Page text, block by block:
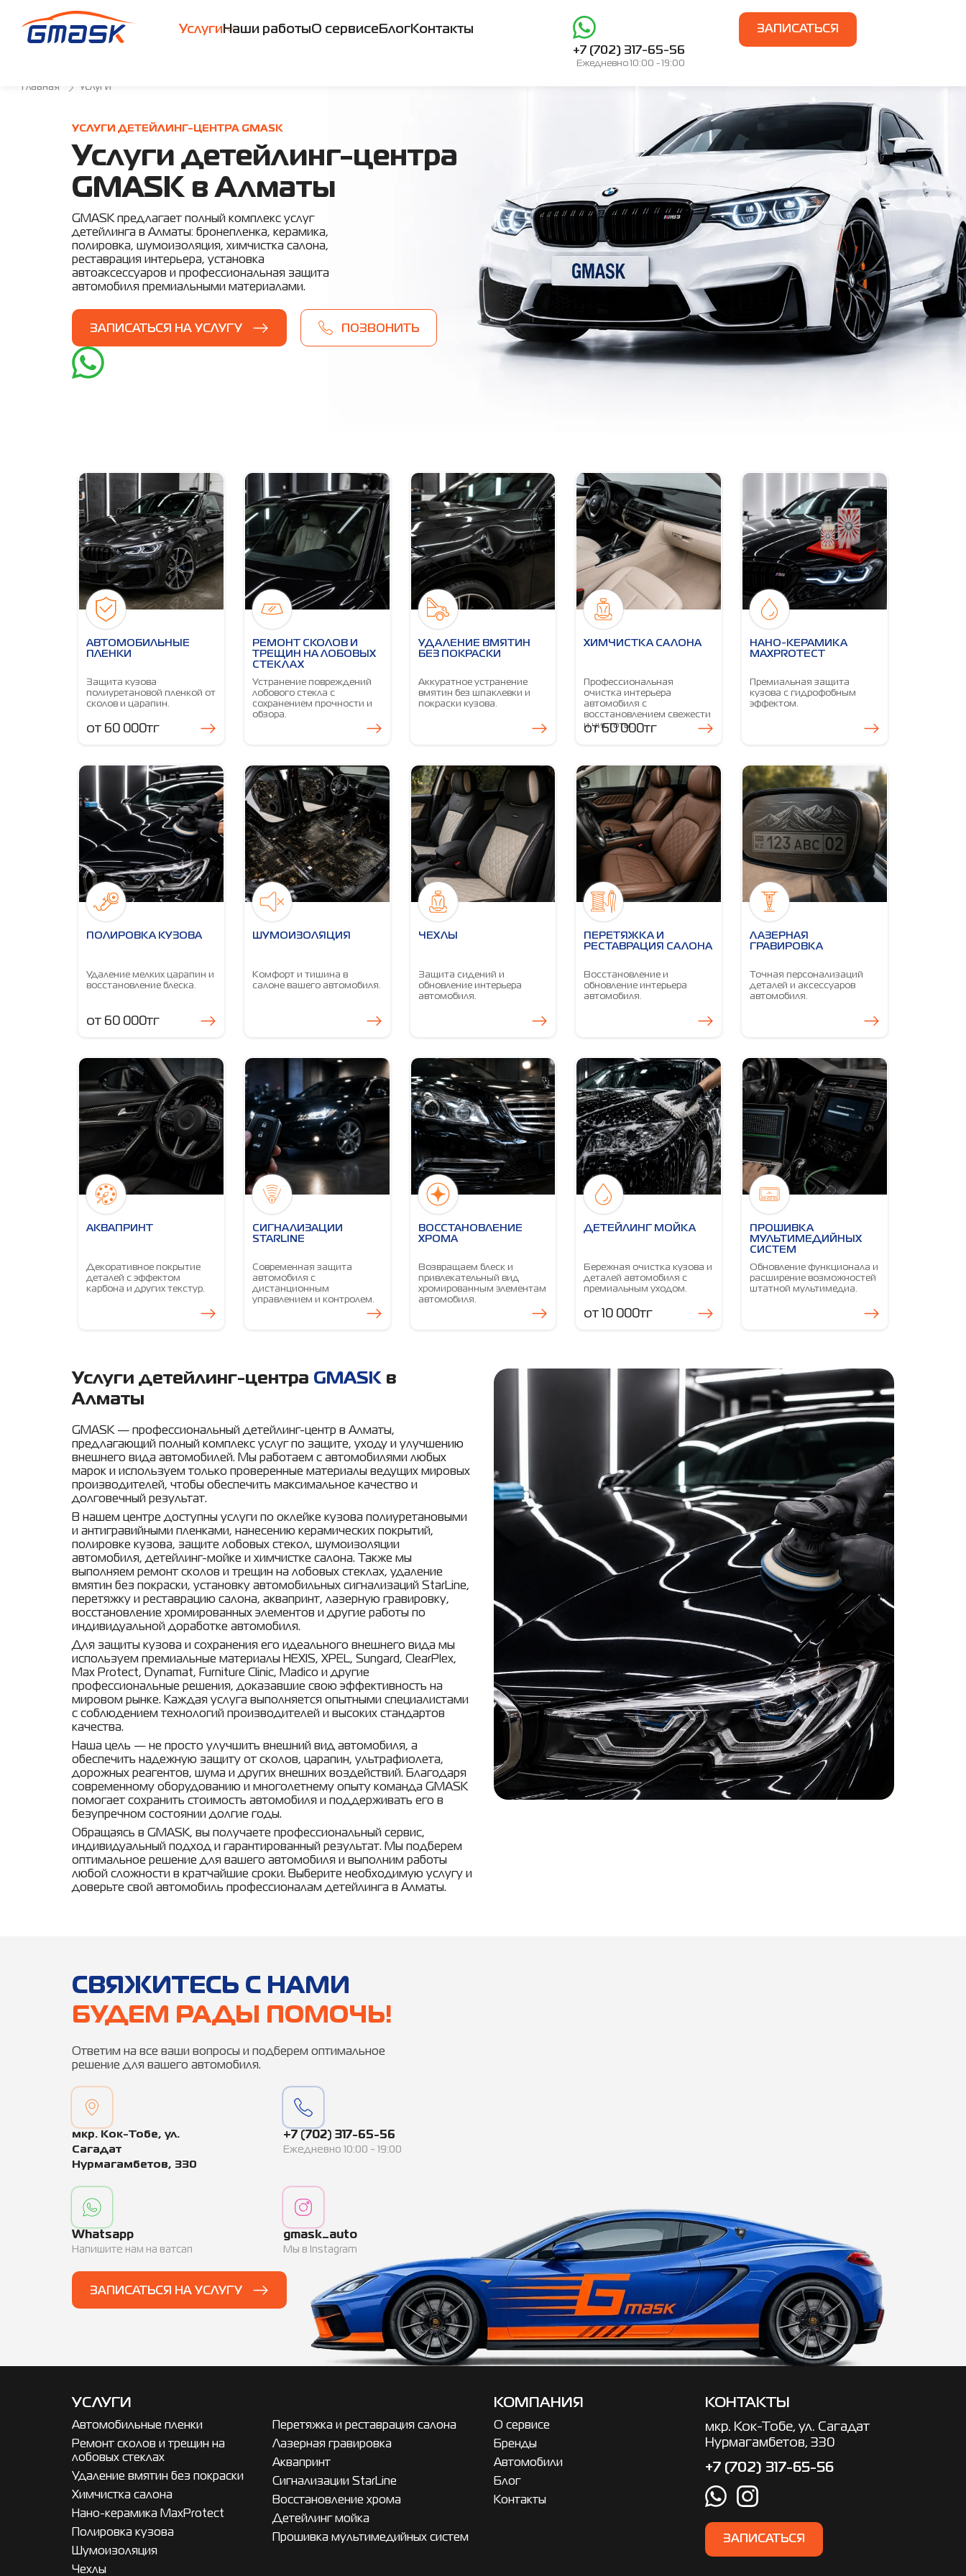
УслугиНаши работыО сервисеБлог Контакты
+7 (702) 317-65-56
Ежедневно 10:00 - 19:00
ЗАПИСАТЬСЯ
Главная Услуги
УСЛУГИ ДЕТЕЙЛИНГ-ЦЕНТРА GMASK
Услуги детейлинг-центра
GMASK в Алматы
GMASK предлагает полный комплекс услуг
детейлинга в Алматы: бронепленка, керамика,
полировка, шумоизоляция, химчистка салона,
реставрация интерьера, установка
автоаксессуаров и профессиональная защита
автомобиля премиальными материалами.
ЗАПИСАТЬСЯ НА УСЛУГУ ПОЗВОНИТЬ
АВТОМОБИЛЬНЫЕ
ПЛЕНКИ
Защита кузова
полиуретановой пленкой от
сколов и царапин.
от 60 000тг
РЕМОНТ СКОЛОВ И
ТРЕЩИН НА ЛОБОВЫХ
СТЕКЛАХ
Устранение повреждений
лобового стекла с
сохранением прочности и
обзора.
УДАЛЕНИЕ ВМЯТИН
БЕЗ ПОКРАСКИ
Аккуратное устранение
вмятин без шпаклевки и
покраски кузова.
ХИМЧИСТКА САЛОНА
Профессиональная
очистка интерьера
автомобиля с
восстановлением свежести
и чистоты.
от 60 000тг
НАНО-КЕРАМИКА
MAXPROTECT
Премиальная защита
кузова с гидрофобным
эффектом.
ПОЛИРОВКА КУЗОВА
Удаление мелких царапин и
восстановление блеска.
от 60 000тг
ШУМОИЗОЛЯЦИЯ
Комфорт и тишина в
салоне вашего автомобиля.
ЧЕХЛЫ
Защита сидений и
обновление интерьера
автомобиля.
ПЕРЕТЯЖКА И
РЕСТАВРАЦИЯ САЛОНА
Восстановление и
обновление интерьера
автомобиля.
ЛАЗЕРНАЯ
ГРАВИРОВКА
Точная персонализаций
деталей и аксессуаров
автомобиля.
АКВАПРИНТ
Декоративное покрытие
деталей с эффектом
карбона и других текстур.
СИГНАЛИЗАЦИИ
STARLINE
Современная защита
автомобиля с
дистанционным
управлением и контролем.
ВОССТАНОВЛЕНИЕ
ХРОМА
Возвращаем блеск и
привлекательный вид
хромированным элементам
автомобиля.
ДЕТЕЙЛИНГ МОЙКА
Бережная очистка кузова и
деталей автомобиля с
премиальным уходом.
от 10 000тг
ПРОШИВКА
МУЛЬТИМЕДИЙНЫХ
СИСТЕМ
Обновление функционала и
расширение возможностей
штатной мультимедиа.
Услуги детейлинг-центра GMASK в
Алматы
GMASK — профессиональный детейлинг-центр в Алматы,
предлагающий полный комплекс услуг по защите, уходу и улучшению
внешнего вида автомобилей. Мы работаем с автомобилями любых
марок и используем только проверенные материалы ведущих мировых
производителей, чтобы обеспечить максимальное качество и
долговечный результат.
В нашем центре доступны услуги по оклейке кузова полиуретановыми
и антигравийными пленками, нанесению керамических покрытий,
полировке кузова, защите лобовых стекол, шумоизоляции
автомобиля, детейлинг-мойке и химчистке салона. Также мы
выполняем ремонт сколов и трещин на лобовых стеклах, удаление
вмятин без покраски, установку автомобильных сигнализаций StarLine,
перетяжку и реставрацию салона, аквапринт, лазерную гравировку,
восстановление хромированных элементов и другие работы по
индивидуальной доработке автомобиля.
Для защиты кузова и сохранения его идеального внешнего вида мы
используем премиальные материалы HEXIS, XPEL, Sungard, ClearPlex,
Max Protect, Dynamat, Furniture Clinic, Madico и другие
профессиональные решения, доказавшие свою эффективность на
мировом рынке. Каждая услуга выполняется опытными специалистами
с соблюдением технологий производителей и высоких стандартов
качества.
Наша цель — не просто улучшить внешний вид автомобиля, а
обеспечить надежную защиту от сколов, царапин, ультрафиолета,
дорожных реагентов, шума и других внешних воздействий. Благодаря
современному оборудованию и многолетнему опыту команда GMASK
помогает сохранить стоимость автомобиля и поддерживать его в
безупречном состоянии долгие годы.
Обращаясь в GMASK, вы получаете профессиональный сервис,
индивидуальный подход и гарантированный результат. Мы подберем
оптимальное решение для вашего автомобиля и выполним работы
любой сложности в кратчайшие сроки. Выберите необходимую услугу и
доверьте свой автомобиль профессионалам детейлинга в Алматы.
CВЯЖИТЕСЬ С НАМИ
БУДЕМ РАДЫ ПОМОЧЬ!
Ответим на все ваши вопросы и подберем оптимальное
решение для вашего автомобиля.
мкр. ​Кок-Тобе, ул.
Сагадат
Нурмагамбетов, 330
+7 (702) 317-65-56
Ежедневно 10:00 - 19:00
Whatsapp
Напишите нам на ватсап
gmask_auto
Мы в Instagram
ЗАПИСАТЬСЯ НА УСЛУГУ
УСЛУГИ
Автомобильные пленки
Ремонт сколов и трещин на
лобовых стеклах
Удаление вмятин без покраски
Химчистка салона
Нано-керамика MaxProtect
Полировка кузова
Шумоизоляция
Чехлы
Перетяжка и реставрация салона
Лазерная гравировка
Аквапринт
Сигнализации StarLine
Восстановление хрома
Детейлинг мойка
Прошивка мультимедийных систем
КОМПАНИЯ
О сервисе
Бренды
Автомобили
Блог
Контакты
КОНТАКТЫ
мкр. ​Кок-Тобе, ул. Сагадат
Нурмагамбетов, 330
+7 (702) 317-65-56
ЗАПИСАТЬСЯ